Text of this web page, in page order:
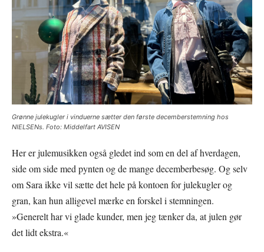
Grønne julekugler i vinduerne sætter den første decemberstemning hos
NIELSENs. Foto: Middelfart AVISEN
Her er julemusikken også gledet ind som en del af hverdagen,
side om side med pynten og de mange decemberbesøg. Og selv
om Sara ikke vil sætte det hele på kontoen for julekugler og
gran, kan hun alligevel mærke en forskel i stemningen.
»Generelt har vi glade kunder, men jeg tænker da, at julen gør
det lidt ekstra.«